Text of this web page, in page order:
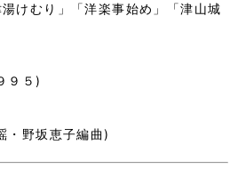
けむり」「洋楽事始め」「津山城
９５)
・野坂恵子編曲)